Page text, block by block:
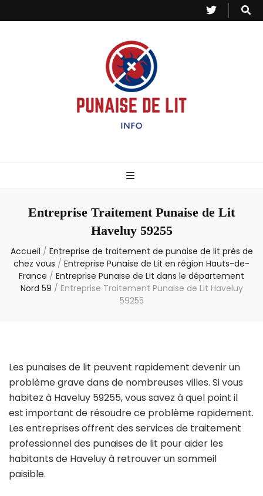
– Info
Entreprise Traitement Punaise de Lit
Haveluy 59255
Accueil / Entreprise de traitement de punaise de lit près de
chez vous / Entreprise Punaise de Lit en région Hauts-de-
France / Entreprise Punaise de Lit dans le département
Nord 59 / Entreprise Traitement Punaise de Lit Haveluy
59255
Les punaises de lit peuvent rapidement devenir un
problème grave dans de nombreuses villes. Si vous
habitez à Haveluy 59255, vous savez à quel point il
est important de résoudre ce problème rapidement.
Les entreprises offrent des services de traitement
professionnel des punaises de lit pour aider les
habitants de Haveluy à retrouver un sommeil
paisible.